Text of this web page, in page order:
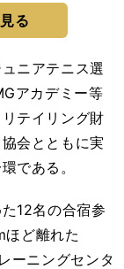
る
ニアテニス選
アカデミー等
テイリング財
会とともに実
である。
12名の合宿参
ど離れた
ーニングセンタ